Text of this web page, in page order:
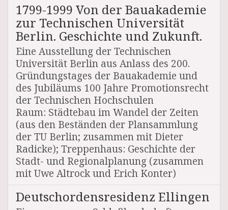
1799-1999 Von der Bauakademie
zur Technischen Universität
Berlin. Geschichte und Zukunft.
Eine Ausstellung der Technischen
Universität Berlin aus Anlass des 200.
Gründungstages der Bauakademie und
des Jubiläums 100 Jahre Promotionsrecht
der Technischen Hochschulen
Raum: Städtebau im Wandel der Zeiten
(aus den Beständen der Plansammlung
der TU Berlin; zusammen mit Dieter
Radicke); Treppenhaus: Geschichte der
Stadt- und Regionalplanung (zusammen
mit Uwe Altrock und Erich Konter)
Deutschordensresidenz Ellingen